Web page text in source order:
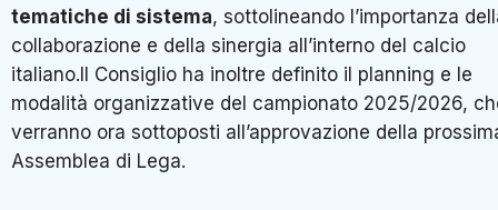
tematiche di sistema, sottolineando l’importanza
collaborazione e della sinergia all’interno del calcio
italiano.Il Consiglio ha inoltre definito il planning e le
modalità organizzative del campionato 2025/2026,
verranno ora sottoposti all’approvazione della
Assemblea di Lega.